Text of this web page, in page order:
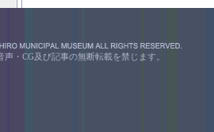
・CG及び記事の無断転載を禁じます。